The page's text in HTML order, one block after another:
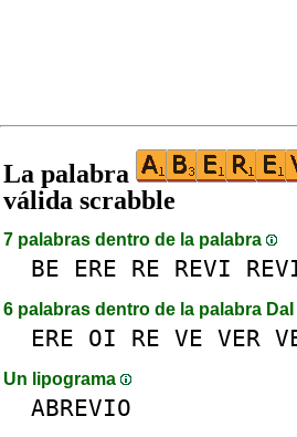
La palabra
válida scrabble
7 palabras dentro de la palabra
BE ERE RE REVI
6 palabras dentro de la palabra DaI
ERE OI RE VE VER
Un lipograma
ABREVIO